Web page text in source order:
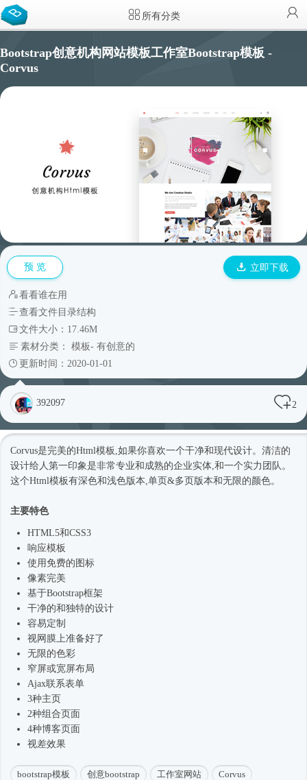
所有分类
Bootstrap创意机构网站模板工作室Bootstrap模板 -
Corvus
预 览 立即下载
看看谁在用
查看文件目录结构
文件大小：17.46M
素材分类： 模板- 有创意的
更新时间：2020-01-01
392097 2
Corvus是完美的Html模板 ,如果你喜欢一个干净和现代设计。清洁的
设计给人第一印象是非常专业和成熟的企业实体,和一个实力团队。
这个Html模板有深色和浅色版本,单页&多页版本和无限的颜色。
主要特色
HTML5和CSS3
响应模板
使用免费的图标
像素完美
基于Bootstrap框架
干净的和独特的设计
容易定制
视网膜上准备好了
无限的色彩
窄屏或宽屏布局
Ajax联系表单
3种主页
2种组合页面
4种博客页面
视差效果
bootstrap模板 创意bootstrap 工作室网站 Corvus